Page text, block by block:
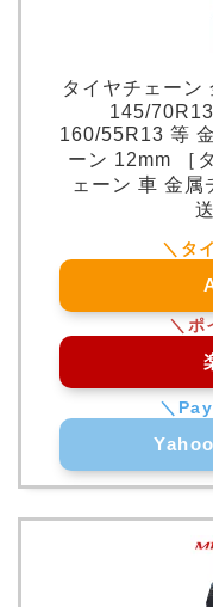
タイヤチェーン
145/
160/55R13 等
ーン 12mm ［
ェーン 車 金属